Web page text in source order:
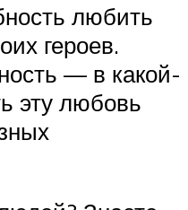
любить
героев.
— в какой-
эту любовь